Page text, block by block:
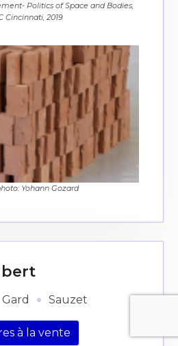
Politics of Space and Bodies,
Cincinnati, 2019
Yohann Gozard
Gard · Sauzet
à la vente